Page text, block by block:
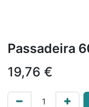
Passadeira
19,76 €